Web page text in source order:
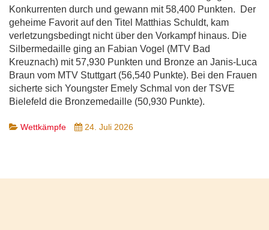
Konkurrenten durch und gewann mit 58,400 Punkten. Der
geheime Favorit auf den Titel Matthias Schuldt, kam
verletzungsbedingt nicht über den Vorkampf hinaus. Die
Silbermedaille ging an Fabian Vogel (MTV Bad
Kreuznach) mit 57,930 Punkten und Bronze an Janis-Luca
Braun vom MTV Stuttgart (56,540 Punkte). Bei den Frauen
sicherte sich Youngster Emely Schmal von der TSVE
Bielefeld die Bronzemedaille (50,930 Punkte).
Wettkämpfe 24. Juli 2026